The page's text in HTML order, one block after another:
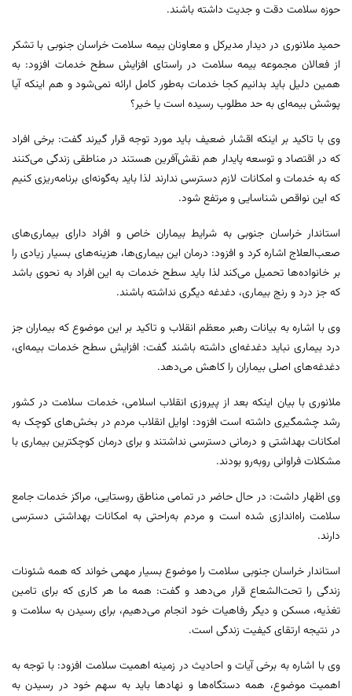
حوزه سلامت دقت و جدیت داشته باشند.
حمید ملانوری در دیدار مدیرکل و معاونان بیمه سلامت خراسان جنوبی با تشکر
از فعالان مجموعه بیمه سلامت در راستای افزایش سطح خدمات افزود: به
همین دلیل باید بدانیم کجا خدمات به‌طور کامل ارائه نمی‌شود و هم اینکه آیا
پوشش بیمه‌ای به حد مطلوب رسیده است یا خیر؟
وی با تاکید بر اینکه اقشار ضعیف باید مورد توجه قرار گیرند گفت: برخی افراد
که در اقتصاد و توسعه پایدار هم نقش‌آفرین هستند در مناطقی زندگی می‌کنند
که به خدمات و امکانات لازم دسترسی ندارند لذا باید به‌گونه‌ای برنامه‌ریزی کنیم
که این نواقص شناسایی و مرتفع شود.
استاندار خراسان جنوبی به شرایط بیماران خاص و افراد دارای بیماری‌های
صعب‌العلاج اشاره کرد و افزود: درمان این بیماری‌ها، هزینه‌های بسیار زیادی را
بر خانواده‌ها تحمیل می‌کند لذا باید سطح خدمات به این افراد به‌ نحوی باشد
که جز درد و رنج بیماری، دغدغه دیگری نداشته باشند.
وی با اشاره به بیانات رهبر معظم انقلاب و تاکید بر این موضوع که بیماران جز
درد بیماری نباید دغدغه‌ای داشته باشند گفت: افزایش سطح خدمات بیمه‌ای،
دغدغه‌های اصلی بیماران را کاهش می‌دهد.
ملانوری با بیان اینکه بعد از پیروزی انقلاب اسلامی، خدمات سلامت در کشور
رشد چشمگیری داشته است افزود: اوایل انقلاب مردم در بخش‌های کوچک به
امکانات بهداشتی و درمانی دسترسی نداشتند و برای درمان کوچکترین بیماری با
مشکلات فراوانی روبه‌رو بودند.
وی اظهار داشت: در حال حاضر در تمامی مناطق روستایی، مراکز خدمات جامع
سلامت راه‌اندازی شده است و مردم به‌راحتی به امکانات بهداشتی دسترسی
دارند.
استاندار خراسان جنوبی سلامت را موضوع بسیار مهمی خواند که همه شئونات
زندگی را تحت‌الشعاع قرار می‌دهد و گفت: همه ما هر کاری که برای تامین
تغذیه، مسکن و دیگر رفاهیات خود انجام می‌دهیم، برای رسیدن به سلامت و
در نتیجه ارتقای کیفیت زندگی است.
وی با اشاره به برخی آیات و احادیث در زمینه اهمیت سلامت افزود: با توجه به
اهمیت موضوع، همه دستگاه‌ها و نهادها باید به سهم خود در رسیدن به